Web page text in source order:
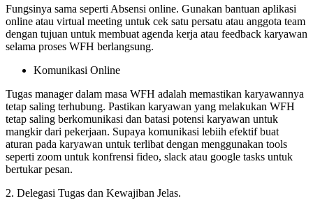
Fungsinya sama seperti Absensi online. Gunakan bantuan aplikasi
online atau virtual meeting untuk cek satu persatu atau anggota team
dengan tujuan untuk membuat agenda kerja atau feedback karyawan
selama proses WFH berlangsung.
Komunikasi Online
Tugas manager dalam masa WFH adalah memastikan karyawannya
tetap saling terhubung. Pastikan karyawan yang melakukan WFH
tetap saling berkomunikasi dan batasi potensi karyawan untuk
mangkir dari pekerjaan. Supaya komunikasi lebiih efektif buat
aturan pada karyawan untuk terlibat dengan menggunakan tools
seperti zoom untuk konfrensi fideo, slack atau google tasks untuk
bertukar pesan.
2. Delegasi Tugas dan Kewajiban Jelas.